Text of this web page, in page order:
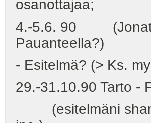
osanottajaa;
4.-5.6. 90
Pauanteella?)
- Esitelmä? (> Ks.
29.-31.10.90 Tarto -
(esitelmäni